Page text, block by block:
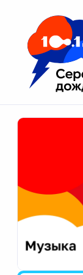
Москва 100.1 FM
Апатиты
Екатеринбург
Калининград
Калуга